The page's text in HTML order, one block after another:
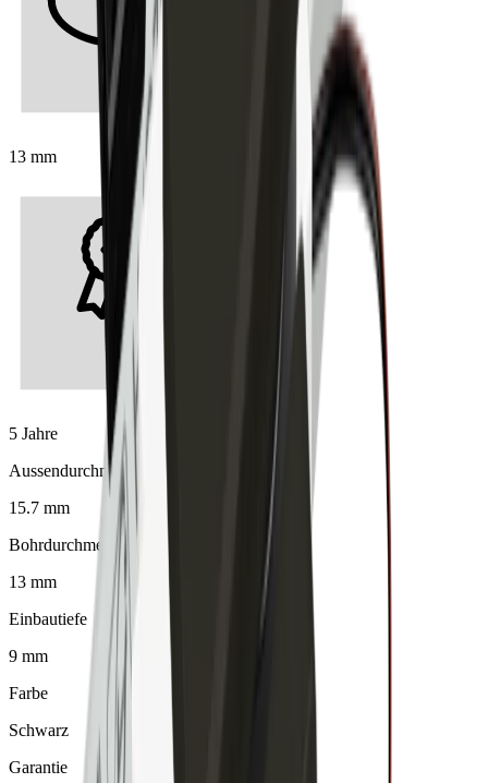
13 mm
5 Jahre
Aussendurchmesser
15.7 mm
Bohrdurchmesser
13 mm
Einbautiefe
9 mm
Farbe
Schwarz
Garantie